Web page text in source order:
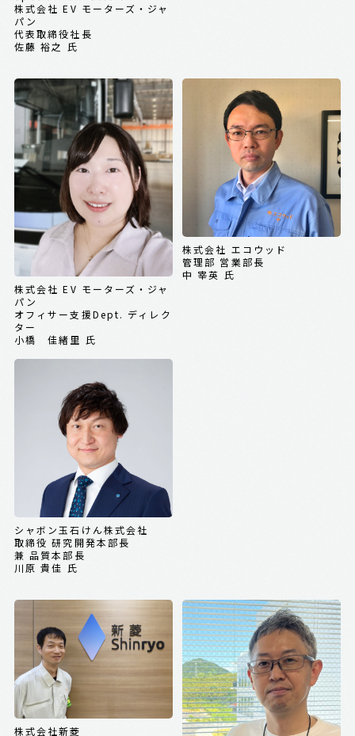
株式会社 EV モーターズ・ジャ
パン
代表取締役社長
佐藤 裕之 氏
株式会社 EV モーターズ・ジャ
パン
オフィサー支援Dept. ディレク
ター
小橋 佳緒里 氏
株式会社 エコウッド
管理部 営業部長
中 宰英 氏
シャボン玉石けん株式会社
取締役 研究開発本部長
兼 品質本部長
川原 貴佳 氏
株式会社新菱